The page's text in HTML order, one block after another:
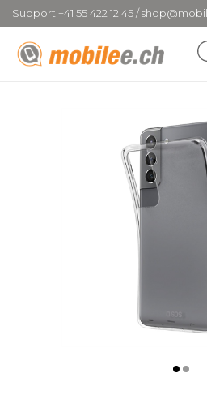
Support +41 55 422 12 45 /